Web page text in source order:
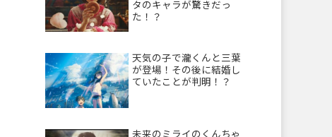
タのキャラが驚きだっ
た！？
天気の子で瀧くんと三葉
が登場！その後に結婚し
ていたことが判明！？
未来のミライのくんちゃ